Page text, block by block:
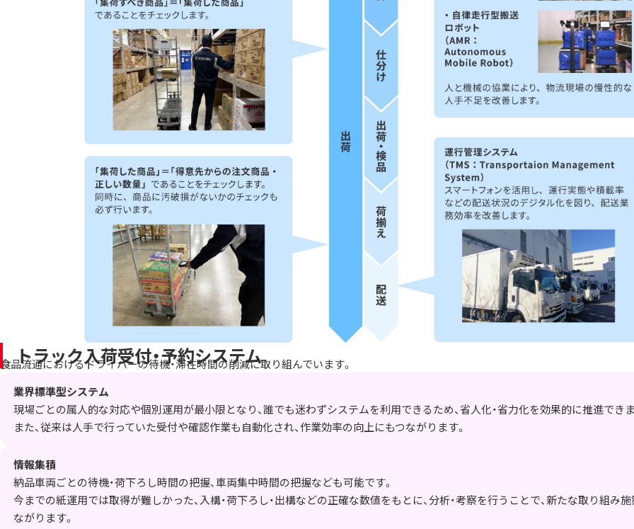
トラック入荷受付・予約システム
食品流通におけるドライバーの待機・滞在時間の削減に取り組んでいます。
業界標準型システム
現場ごとの属人的な対応や個別運用が最小限となり、誰でも迷わずシステムを利用できるため、省人化・省力化を効果的に推進できま
また、従来は人手で行っていた受付や確認作業も自動化され、作業効率の向上にもつながります。
情報集積
納品車両ごとの待機・荷下ろし時間の把握、車両集中時間の把握なども可能です。
今までの紙運用では取得が難しかった、入構・荷下ろし・出構などの正確な数値をもとに、分析・考察を行うことで、新たな取り組み
ながります。